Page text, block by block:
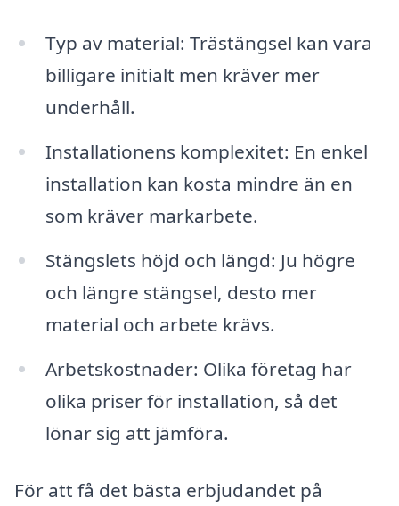
Typ av material: Trästängsel kan vara
billigare initialt men kräver mer
underhåll.
Installationens komplexitet: En enkel
installation kan kosta mindre än en
som kräver markarbete.
Stängslets höjd och längd: Ju högre
och längre stängsel, desto mer
material och arbete krävs.
Arbetskostnader: Olika företag har
olika priser för installation, så det
lönar sig att jämföra.
För att få det bästa erbjudandet på